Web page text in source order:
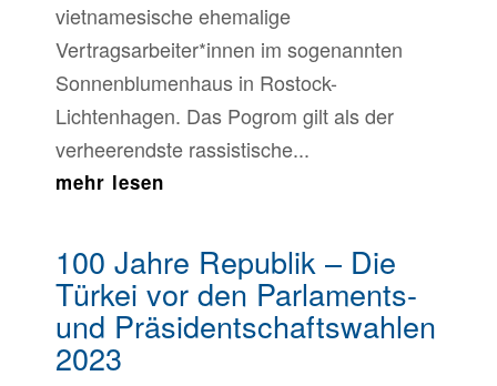
vietnamesische ehemalige
Vertragsarbeiter*innen im sogenannten
Sonnenblumenhaus in Rostock-
Lichtenhagen. Das Pogrom gilt als der
verheerendste rassistische...
mehr lesen
100 Jahre Republik – Die
Türkei vor den Parlaments-
und Präsidentschaftswahlen
2023